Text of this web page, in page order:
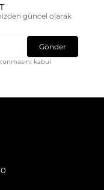
güncel olarak
Gönder
kabul